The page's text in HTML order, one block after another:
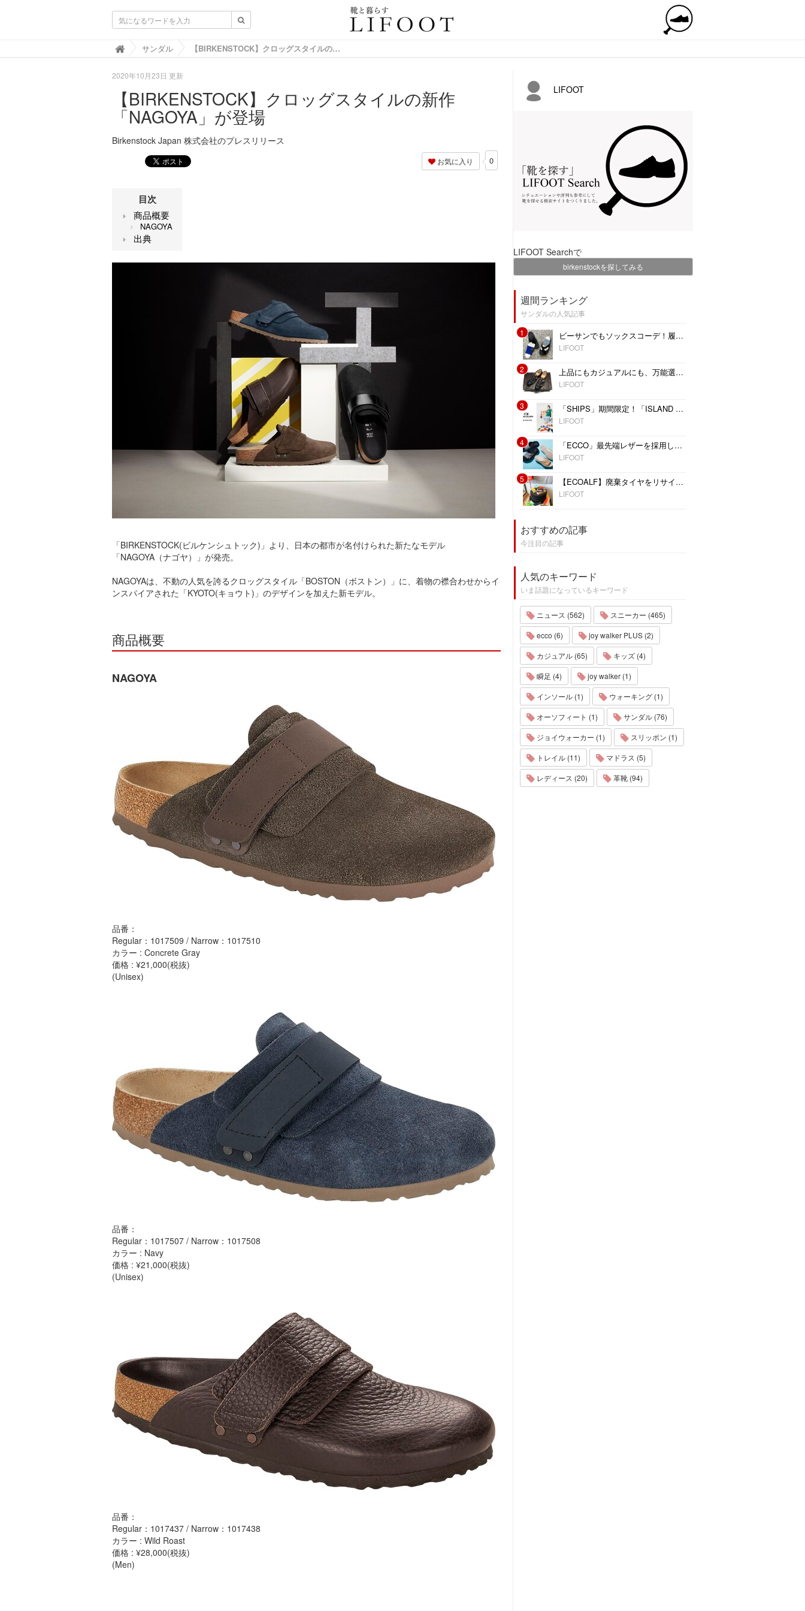
靴と暮らすLIFOOT【ライフット】-靴の情報サイト
サンダル 【BIRKENSTOCK】クロッグスタイルの新作 「NAGOYA」が登場
2020年10月23日 更新
【BIRKENSTOCK】クロッグスタイルの新作
「NAGOYA」が登場
Birkenstock Japan 株式会社のプレスリリース
お気に入り 0
目次
商品概要
NAGOYA
出典
「BIRKENSTOCK(ビルケンシュトック)」より、日本の都市が名付けられた新たなモデル
「NAGOYA（ナゴヤ）」が発売。
NAGOYAは、不動の人気を誇るクロッグスタイル「BOSTON（ボストン）」に、着物の襟合わせからイ
ンスパイアされた「KYOTO(キョウト)」のデザインを加えた新モデル。
商品概要
NAGOYA
品番：
Regular：1017509 / Narrow：1017510
カラー : Concrete Gray
価格 : ¥21,000(税抜)
(Unisex)
品番：
Regular：1017507 / Narrow：1017508
カラー : Navy
価格 : ¥21,000(税抜)
(Unisex)
品番：
Regular：1017437 / Narrow：1017438
カラー : Wild Roast
価格 : ¥28,000(税抜)
(Men)
LIFOOT
LIFOOT Searchで
birkenstockを探してみる
週間ランキング
サンダルの人気記事
1
ビーサンでもソックスコーデ！履いたほうが快適なサンダルソックスをご紹介
LIFOOT
2 上品にもカジュアルにも、万能選手な「グルカサンダル」をこの夏の選択肢に
LIFOOT
3 「SHIPS」期間限定！「ISLAND SLIPPER」のモアバリエーションを開催
LIFOOT
4 「ECCO」最先端レザーを採用したBEAMS限定サンダルが発売
LIFOOT
5 【ECOALF】廃棄タイヤをリサイクルしたビーチサンダルを展開
LIFOOT
おすすめの記事
今注目の記事
人気のキーワード
いま話題になっているキーワード
ニュース (562)
スニーカー (465)
ecco (6)
joy walker PLUS (2)
カジュアル (65)
キッズ (4)
瞬足 (4)
joy walker (1)
インソール (1)
ウォーキング (1)
オーソフィート (1)
サンダル (76)
ジョイウォーカー (1)
スリッポン (1)
トレイル (11)
マドラス (5)
レディース (20)
革靴 (94)